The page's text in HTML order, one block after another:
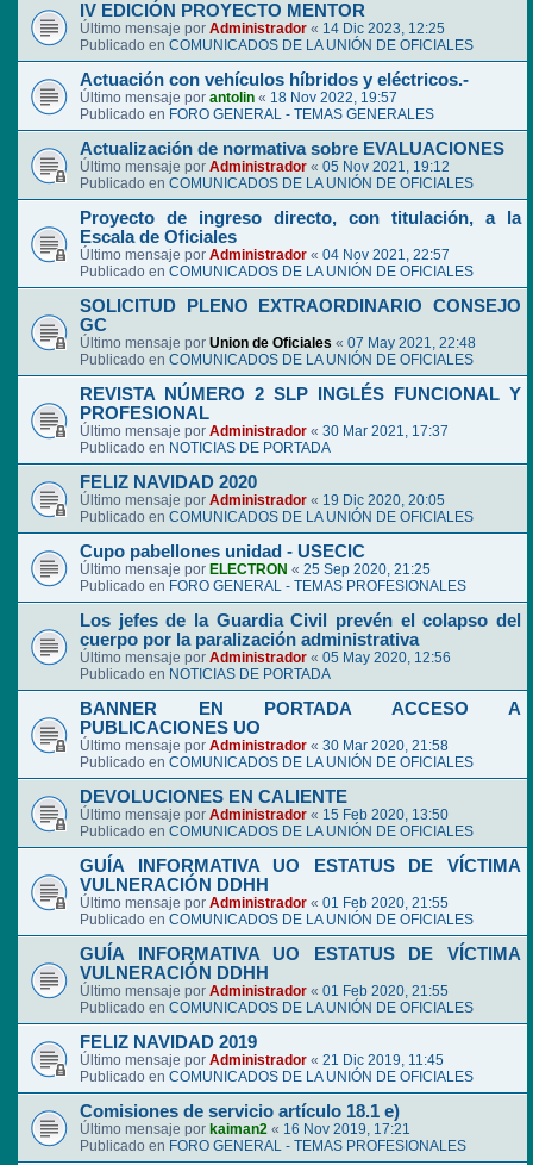
IV EDICIÓN PROYECTO MENTOR
Último mensaje por Administrador « 14 Dic 2023, 12:25
Publicado en COMUNICADOS DE LA UNIÓN DE OFICIALES
Actuación con vehículos híbridos y eléctricos.-
Último mensaje por antolin « 18 Nov 2022, 19:57
Publicado en FORO GENERAL - TEMAS GENERALES
Actualización de normativa sobre EVALUACIONES
Último mensaje por Administrador « 05 Nov 2021, 19:12
Publicado en COMUNICADOS DE LA UNIÓN DE OFICIALES
Proyecto de ingreso directo, con titulación, a la
Escala de Oficiales
Último mensaje por Administrador « 04 Nov 2021, 22:57
Publicado en COMUNICADOS DE LA UNIÓN DE OFICIALES
SOLICITUD PLENO EXTRAORDINARIO CONSEJO
GC
Último mensaje por Union de Oficiales « 07 May 2021, 22:48
Publicado en COMUNICADOS DE LA UNIÓN DE OFICIALES
REVISTA NÚMERO 2 SLP INGLÉS FUNCIONAL Y
PROFESIONAL
Último mensaje por Administrador « 30 Mar 2021, 17:37
Publicado en NOTICIAS DE PORTADA
FELIZ NAVIDAD 2020
Último mensaje por Administrador « 19 Dic 2020, 20:05
Publicado en COMUNICADOS DE LA UNIÓN DE OFICIALES
Cupo pabellones unidad - USECIC
Último mensaje por ELECTRON « 25 Sep 2020, 21:25
Publicado en FORO GENERAL - TEMAS PROFESIONALES
Los jefes de la Guardia Civil prevén el colapso del
cuerpo por la paralización administrativa
Último mensaje por Administrador « 05 May 2020, 12:56
Publicado en NOTICIAS DE PORTADA
BANNER EN PORTADA ACCESO A
PUBLICACIONES UO
Último mensaje por Administrador « 30 Mar 2020, 21:58
Publicado en COMUNICADOS DE LA UNIÓN DE OFICIALES
DEVOLUCIONES EN CALIENTE
Último mensaje por Administrador « 15 Feb 2020, 13:50
Publicado en COMUNICADOS DE LA UNIÓN DE OFICIALES
GUÍA INFORMATIVA UO ESTATUS DE VÍCTIMA
VULNERACIÓN DDHH
Último mensaje por Administrador « 01 Feb 2020, 21:55
Publicado en COMUNICADOS DE LA UNIÓN DE OFICIALES
GUÍA INFORMATIVA UO ESTATUS DE VÍCTIMA
VULNERACIÓN DDHH
Último mensaje por Administrador « 01 Feb 2020, 21:55
Publicado en COMUNICADOS DE LA UNIÓN DE OFICIALES
FELIZ NAVIDAD 2019
Último mensaje por Administrador « 21 Dic 2019, 11:45
Publicado en COMUNICADOS DE LA UNIÓN DE OFICIALES
Comisiones de servicio artículo 18.1 e)
Último mensaje por kaiman2 « 16 Nov 2019, 17:21
Publicado en FORO GENERAL - TEMAS PROFESIONALES